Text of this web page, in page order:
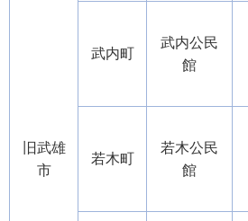
旧武雄
市
武内町
武内公民
館
若木町
若木公民
館